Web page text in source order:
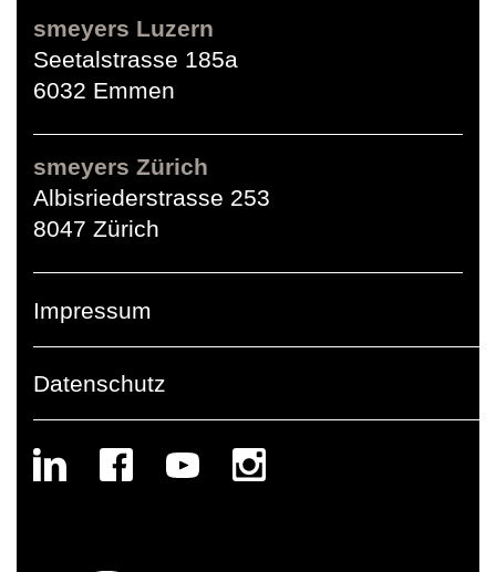
smeyers Luzern
Seetalstrasse 185a
6032 Emmen
smeyers Zürich
Albisriederstrasse 253
8047 Zürich
Impressum
Datenschutz